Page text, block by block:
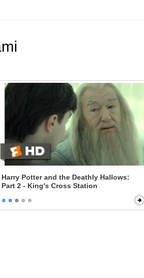
Harry Potter and the Deathly Hallows:
Part 2 - King's Cross Station